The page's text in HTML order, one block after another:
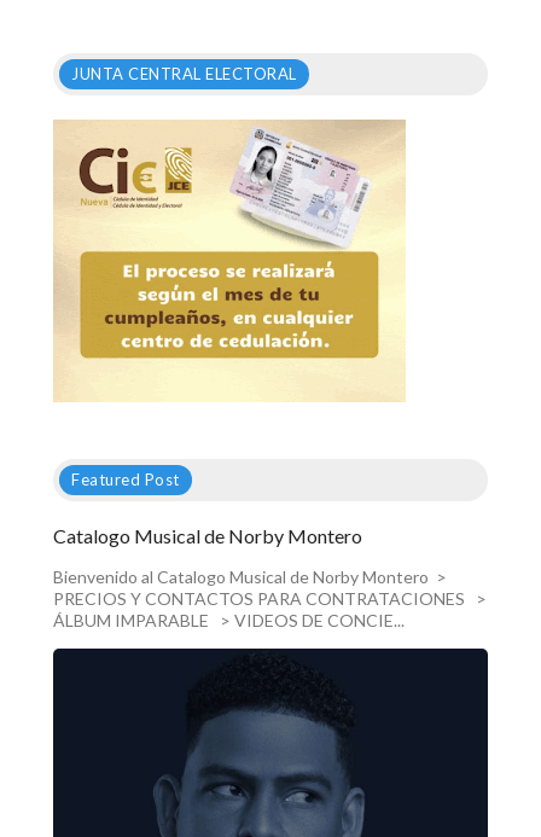
JUNTA CENTRAL ELECTORAL
Featured Post
Catalogo Musical de Norby Montero
Bienvenido al Catalogo Musical de Norby Montero >
PRECIOS Y CONTACTOS PARA CONTRATACIONES >
ÁLBUM IMPARABLE > VIDEOS DE CONCIE...